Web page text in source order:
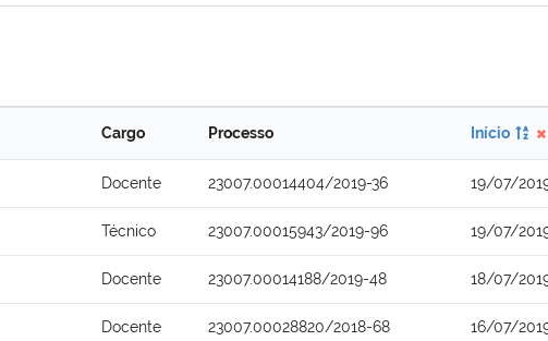
Cargo Processo Início
Docente 23007.00014404/2019-36 19/07/
Técnico 23007.00015943/2019-96 19/07/
Docente 23007.00014188/2019-48 18/07/
Docente 23007.00028820/2018-68 16/07/